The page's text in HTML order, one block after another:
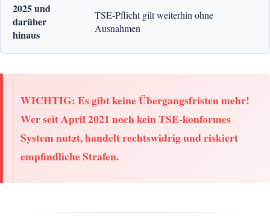
2025 und
darüber
hinaus
TSE-Pflicht gilt weiterhin ohne
Ausnahmen
WICHTIG: Es gibt keine Übergangsfristen mehr!
Wer seit April 2021 noch kein TSE-konformes
System nutzt, handelt rechtswidrig und riskiert
empfindliche Strafen.